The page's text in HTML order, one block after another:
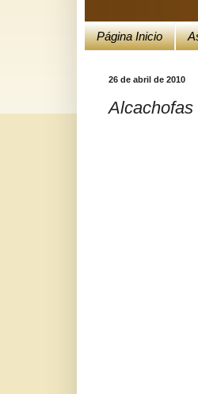
Página Inicio
26 de abril de 2010
Alcachofas